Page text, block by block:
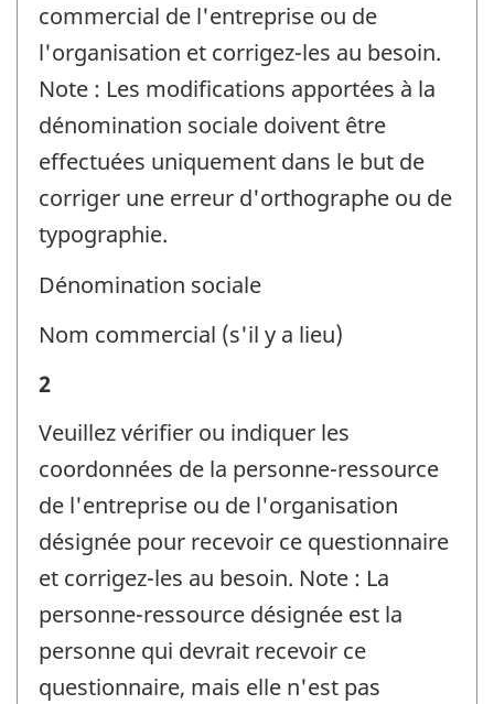
l'organisation
et
la
personne-
ressource
-
Identificateur
de
question
commercial de l'entreprise ou de
l'organisation et corrigez-les au besoin.
Note : Les modifications apportées à la
dénomination sociale doivent être
effectuées uniquement dans le but de
corriger une erreur d'orthographe ou de
typographie.
Dénomination sociale
Nom commercial (s'il y a lieu)
Renseignements
sur
l'entreprise
ou
l'organisation
et
personne-
ressource
2
Veuillez vérifier ou indiquer les
coordonnées de la personne-ressource
de l'entreprise ou de l'organisation
désignée pour recevoir ce questionnaire
et corrigez-les au besoin. Note : La
personne-ressource désignée est la
personne qui devrait recevoir ce
questionnaire, mais elle n'est pas